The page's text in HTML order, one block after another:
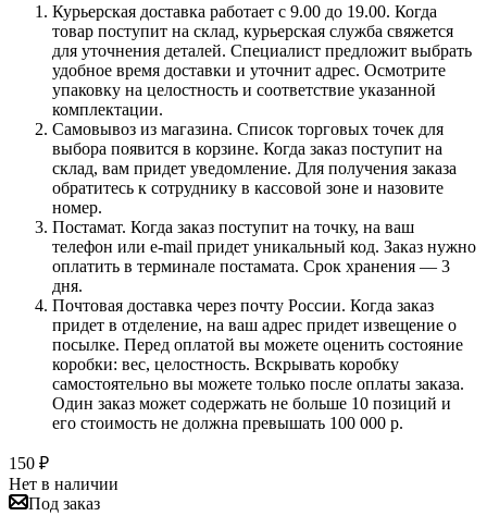
Курьерская доставка работает с 9.00 до 19.00. Когда
товар поступит на склад, курьерская служба свяжется
для уточнения деталей. Специалист предложит выбрать
удобное время доставки и уточнит адрес. Осмотрите
упаковку на целостность и соответствие указанной
комплектации.
Самовывоз из магазина. Список торговых точек для
выбора появится в корзине. Когда заказ поступит на
склад, вам придет уведомление. Для получения заказа
обратитесь к сотруднику в кассовой зоне и назовите
номер.
Постамат. Когда заказ поступит на точку, на ваш
телефон или e-mail придет уникальный код. Заказ нужно
оплатить в терминале постамата. Срок хранения — 3
дня.
Почтовая доставка через почту России. Когда заказ
придет в отделение, на ваш адрес придет извещение о
посылке. Перед оплатой вы можете оценить состояние
коробки: вес, целостность. Вскрывать коробку
самостоятельно вы можете только после оплаты заказа.
Один заказ может содержать не больше 10 позиций и
его стоимость не должна превышать 100 000 р.
150 ₽
Нет в наличии
Под заказ